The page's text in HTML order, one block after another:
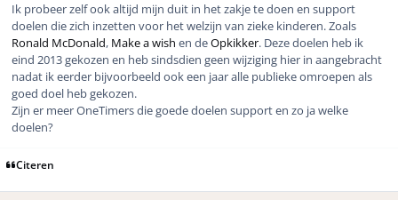
Ik probeer zelf ook altijd mijn duit in het zakje te doen en support
doelen die zich inzetten voor het welzijn van zieke kinderen. Zoals
Ronald McDonald, Make a wish en deOpkikker. Deze doelen heb ik
eind 2013 gekozen en heb sindsdien geen wijziging hier in aangebracht
nadat ik eerder bijvoorbeeld ook een jaar alle publieke omroepen als
goed doel heb gekozen.
Zijn er meer OneTimers die goede doelen support en zo ja welke
doelen?
Citeren